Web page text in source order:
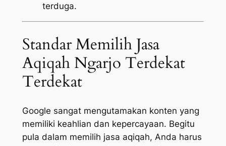
terduga.
Standar Memilih Jasa
Aqiqah Ngarjo Terdekat
Terdekat
Google sangat mengutamakan konten yang
memiliki keahlian dan kepercayaan. Begitu
pula dalam memilih jasa aqiqah, Anda harus